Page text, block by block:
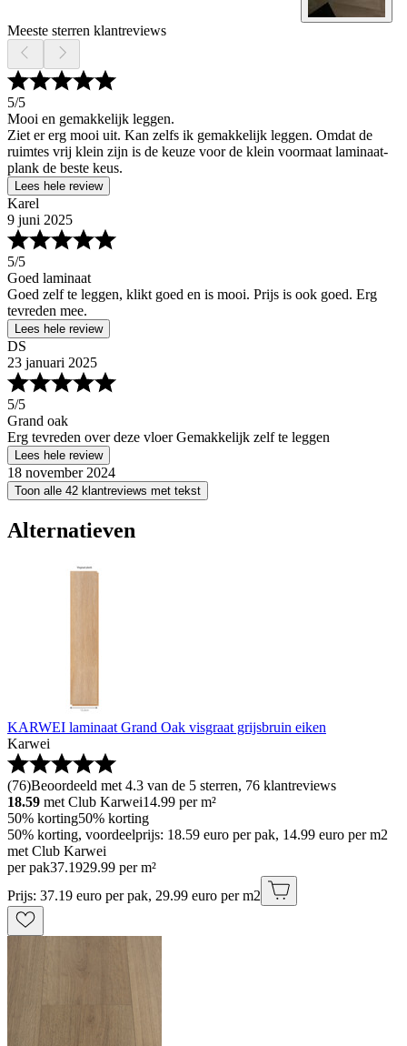
Meeste sterren klantreviews
5/5
Mooi en gemakkelijk leggen.
Ziet er erg mooi uit. Kan zelfs ik gemakkelijk leggen. Omdat de
ruimtes vrij klein zijn is de keuze voor de klein voormaat laminaat-
plank de beste keus.
Lees hele review
Karel
9 juni 2025
5/5
Goed laminaat
Goed zelf te leggen, klikt goed en is mooi. Prijs is ook goed. Erg
tevreden mee.
Lees hele review
DS
23 januari 2025
5/5
Grand oak
Erg tevreden over deze vloer Gemakkelijk zelf te leggen
Lees hele review
18 november 2024
Toon alle 42 klantreviews met tekst
Alternatieven
KARWEI laminaat Grand Oak visgraat grijsbruin eiken
Karwei
(76)Beoordeeld met 4.3 van de 5 sterren, 76 klantreviews
18.59 met Club Karwei14.99 per m²
50% korting50% korting
50% korting, voordeelprijs: 18.59 euro per pak, 14.99 euro per m2
met Club Karwei
per pak37.1929.99 per m²
Prijs: 37.19 euro per pak, 29.99 euro per m2